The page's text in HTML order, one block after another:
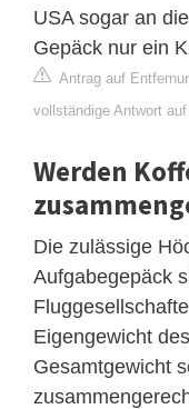
USA sogar an
Gepäck nur ein
Antrag auf
vollständige Antwort
Werden
Die zulässige
Aufgabegepäck
Eigengewicht
Gesamtgewicht